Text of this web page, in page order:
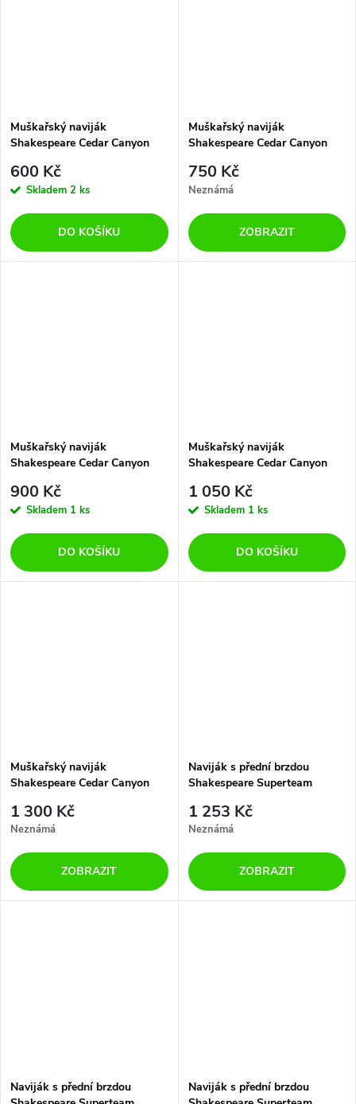
Muškařský naviják
Shakespeare Cedar Canyon
600 Kč
Skladem 2 ks
DO KOŠÍKU
Muškařský naviják
Shakespeare Cedar Canyon
750 Kč
Neznámá
ZOBRAZIT
Muškařský naviják
Shakespeare Cedar Canyon
900 Kč
Skladem 1 ks
DO KOŠÍKU
Muškařský naviják
Shakespeare Cedar Canyon
1 050 Kč
Skladem 1 ks
DO KOŠÍKU
Muškařský naviják
Shakespeare Cedar Canyon
1 300 Kč
Neznámá
ZOBRAZIT
Naviják s přední brzdou
Shakespeare Superteam
1 253 Kč
Neznámá
ZOBRAZIT
Naviják s přední brzdou
Naviják s přední brzdou